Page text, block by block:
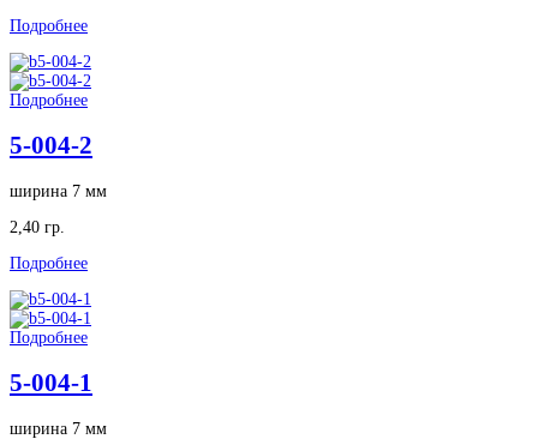
Подробнее
Подробнее
5-004-2
ширина 7 мм
2,40 гр.
Подробнее
Подробнее
5-004-1
ширина 7 мм